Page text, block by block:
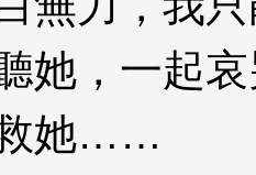
她，一起
她……